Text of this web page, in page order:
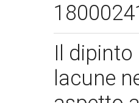
Il
lacune